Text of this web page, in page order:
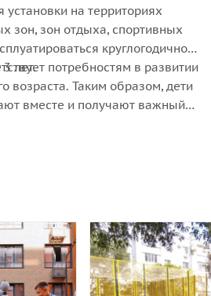
на территориях
зон, зон отдыха, спортивных
круглогодично
лет.
потребностям в развитии
возраста. Таким образом, дети
вместе и получают важный